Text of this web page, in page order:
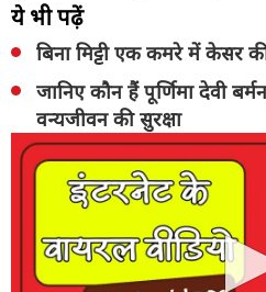
ये भी पढ़ें
बिना मिट्टी एक कमरे में केसर
जानिए कौन हैं पूर्णिमा देवी
वन्यजीवन की सुरक्षा